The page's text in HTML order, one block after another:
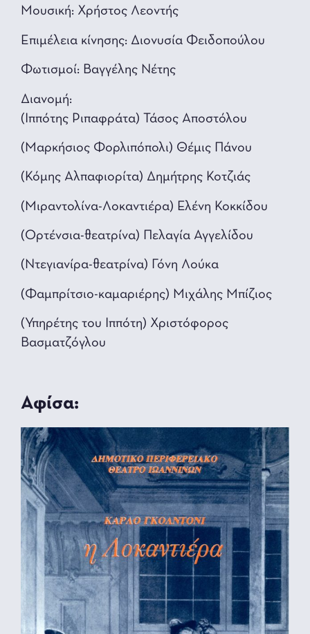
Μουσική: Χρήστος Λεοντής
Επιμέλεια κίνησης: Διονυσία Φειδοπούλου
Φωτισμοί: Βαγγέλης Νέτης
Διανομή:
(Ιππότης Ριπαφράτα) Τάσος Αποστόλου
(Μαρκήσιος Φορλιπόπολι) Θέμις Πάνου
(Κόμης Αλπαφιορίτα) Δημήτρης Κοτζιάς
(Μιραντολίνα-Λοκαντιέρα) Ελένη Κοκκίδου
(Ορτένσια-θεατρίνα) Πελαγία Αγγελίδου
(Ντεγιανίρα-θεατρίνα) Γόνη Λούκα
(Φαμπρίτσιο-καμαριέρης) Μιχάλης Μπίζιος
(Υπηρέτης του Ιππότη) Χριστόφορος
Βασματζόγλου
Αφίσα: